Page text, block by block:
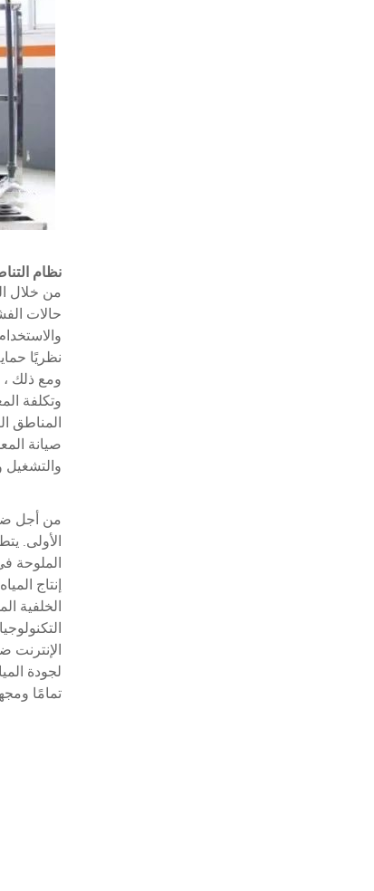
نظام
من خلال
حالات
نظريًا
ومع ذلك ،
وتكلفة
المناطق
صيانة
والتشغيل
من أجل
الأولى.
الملوحة
إنتاج
الخلفية
الإنترنت
لجودة
تمامًا